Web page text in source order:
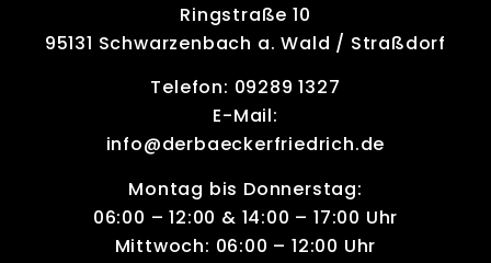
Ringstraße 10
95131 Schwarzenbach a. Wald / Straßdorf
Telefon: 09289 1327
E-Mail:
info@derbaeckerfriedrich.de
Montag bis Donnerstag:
06:00 – 12:00 & 14:00 – 17:00 Uhr
Mittwoch: 06:00 – 12:00 Uhr